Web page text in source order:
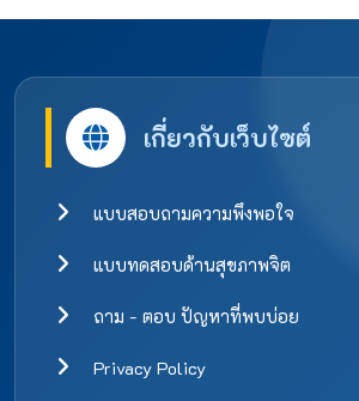
เกี่ยวกับเว็บไซต์
แบบสอบถามความพึงพอใจ
แบบทดสอบด้านสุขภาพจิต
ถาม - ตอบ ปัญหาที่พบบ่อย
Privacy Policy